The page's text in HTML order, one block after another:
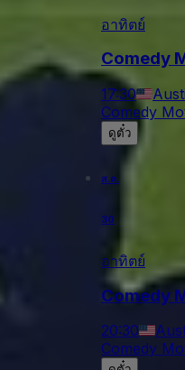
อาทิตย์
Comedy
17:30
Comedy
ดูตั๋ว
ส.ค.
30
อาทิตย์
Comedy
20:30
Comedy